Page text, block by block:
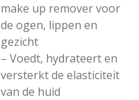
make up remover voor
de ogen, lippen en
gezicht
– Voedt, hydrateert en
versterkt de elasticiteit
van de huid